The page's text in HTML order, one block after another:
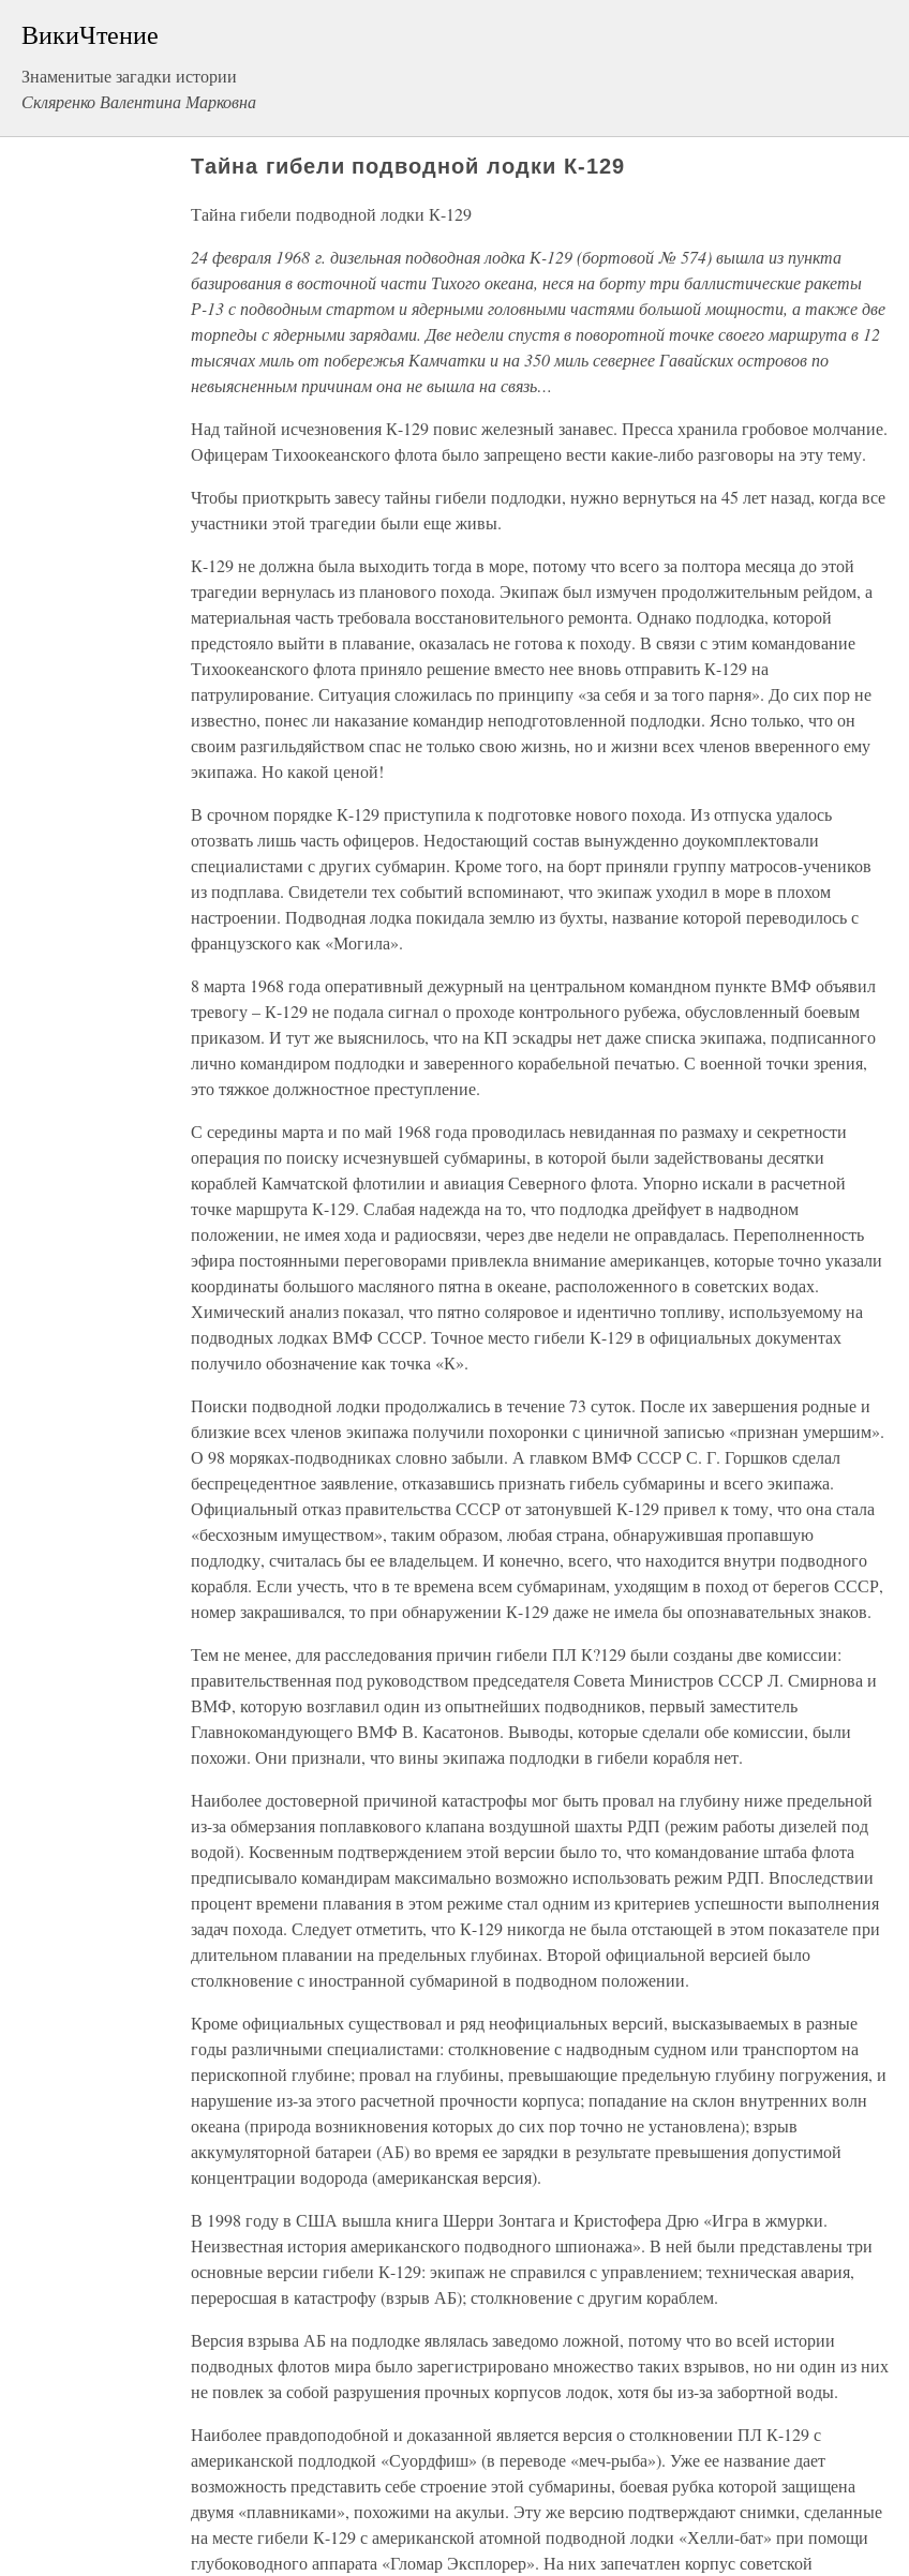
ВикиЧтение
Знаменитые загадки истории
Скляренко Валентина Марковна
Тайна гибели подводной лодки К-129
Тайна гибели подводной лодки К-129
24 февраля 1968 г. дизельная подводная лодка К-129 (бортовой № 574) вышла из пункта
базирования в восточной части Тихого океана, неся на борту три баллистические ракеты
Р-13 с подводным стартом и ядерными головными частями большой мощности, а также две
торпеды с ядерными зарядами. Две недели спустя в поворотной точке своего маршрута в 12
тысячах миль от побережья Камчатки и на 350 миль севернее Гавайских островов по
невыясненным причинам она не вышла на связь…
Над тайной исчезновения К-129 повис железный занавес. Пресса хранила гробовое молчание.
Офицерам Тихоокеанского флота было запрещено вести какие-либо разговоры на эту тему.
Чтобы приоткрыть завесу тайны гибели подлодки, нужно вернуться на 45 лет назад, когда все
участники этой трагедии были еще живы.
К-129 не должна была выходить тогда в море, потому что всего за полтора месяца до этой
трагедии вернулась из планового похода. Экипаж был измучен продолжительным рейдом, а
материальная часть требовала восстановительного ремонта. Однако подлодка, которой
предстояло выйти в плавание, оказалась не готова к походу. В связи с этим командование
Тихоокеанского флота приняло решение вместо нее вновь отправить К-129 на
патрулирование. Ситуация сложилась по принципу «за себя и за того парня». До сих пор не
известно, понес ли наказание командир неподготовленной подлодки. Ясно только, что он
своим разгильдяйством спас не только свою жизнь, но и жизни всех членов вверенного ему
экипажа. Но какой ценой!
В срочном порядке К-129 приступила к подготовке нового похода. Из отпуска удалось
отозвать лишь часть офицеров. Недостающий состав вынужденно доукомплектовали
специалистами с других субмарин. Кроме того, на борт приняли группу матросов-учеников
из подплава. Свидетели тех событий вспоминают, что экипаж уходил в море в плохом
настроении. Подводная лодка покидала землю из бухты, название которой переводилось с
французского как «Могила».
8 марта 1968 года оперативный дежурный на центральном командном пункте ВМФ объявил
тревогу – К-129 не подала сигнал о проходе контрольного рубежа, обусловленный боевым
приказом. И тут же выяснилось, что на КП эскадры нет даже списка экипажа, подписанного
лично командиром подлодки и заверенного корабельной печатью. С военной точки зрения,
это тяжкое должностное преступление.
С середины марта и по май 1968 года проводилась невиданная по размаху и секретности
операция по поиску исчезнувшей субмарины, в которой были задействованы десятки
кораблей Камчатской флотилии и авиация Северного флота. Упорно искали в расчетной
точке маршрута К-129. Слабая надежда на то, что подлодка дрейфует в надводном
положении, не имея хода и радиосвязи, через две недели не оправдалась. Переполненность
эфира постоянными переговорами привлекла внимание американцев, которые точно указали
координаты большого масляного пятна в океане, расположенного в советских водах.
Химический анализ показал, что пятно соляровое и идентично топливу, используемому на
подводных лодках ВМФ СССР. Точное место гибели К-129 в официальных документах
получило обозначение как точка «К».
Поиски подводной лодки продолжались в течение 73 суток. После их завершения родные и
близкие всех членов экипажа получили похоронки с циничной записью «признан умершим».
О 98 моряках-подводниках словно забыли. А главком ВМФ СССР С. Г. Горшков сделал
беспрецедентное заявление, отказавшись признать гибель субмарины и всего экипажа.
Официальный отказ правительства СССР от затонувшей К-129 привел к тому, что она стала
«бесхозным имуществом», таким образом, любая страна, обнаружившая пропавшую
подлодку, считалась бы ее владельцем. И конечно, всего, что находится внутри подводного
корабля. Если учесть, что в те времена всем субмаринам, уходящим в поход от берегов СССР,
номер закрашивался, то при обнаружении К-129 даже не имела бы опознавательных знаков.
Тем не менее, для расследования причин гибели ПЛ К?129 были созданы две комиссии:
правительственная под руководством председателя Совета Министров СССР Л. Смирнова и
ВМФ, которую возглавил один из опытнейших подводников, первый заместитель
Главнокомандующего ВМФ В. Касатонов. Выводы, которые сделали обе комиссии, были
похожи. Они признали, что вины экипажа подлодки в гибели корабля нет.
Наиболее достоверной причиной катастрофы мог быть провал на глубину ниже предельной
из-за обмерзания поплавкового клапана воздушной шахты РДП (режим работы дизелей под
водой). Косвенным подтверждением этой версии было то, что командование штаба флота
предписывало командирам максимально возможно использовать режим РДП. Впоследствии
процент времени плавания в этом режиме стал одним из критериев успешности выполнения
задач похода. Следует отметить, что К-129 никогда не была отстающей в этом показателе при
длительном плавании на предельных глубинах. Второй официальной версией было
столкновение с иностранной субмариной в подводном положении.
Кроме официальных существовал и ряд неофициальных версий, высказываемых в разные
годы различными специалистами: столкновение с надводным судном или транспортом на
перископной глубине; провал на глубины, превышающие предельную глубину погружения, и
нарушение из-за этого расчетной прочности корпуса; попадание на склон внутренних волн
океана (природа возникновения которых до сих пор точно не установлена); взрыв
аккумуляторной батареи (АБ) во время ее зарядки в результате превышения допустимой
концентрации водорода (американская версия).
В 1998 году в США вышла книга Шерри Зонтага и Кристофера Дрю «Игра в жмурки.
Неизвестная история американского подводного шпионажа». В ней были представлены три
основные версии гибели К-129: экипаж не справился с управлением; техническая авария,
переросшая в катастрофу (взрыв АБ); столкновение с другим кораблем.
Версия взрыва АБ на подлодке являлась заведомо ложной, потому что во всей истории
подводных флотов мира было зарегистрировано множество таких взрывов, но ни один из них
не повлек за собой разрушения прочных корпусов лодок, хотя бы из-за забортной воды.
Наиболее правдоподобной и доказанной является версия о столкновении ПЛ К-129 с
американской подлодкой «Суордфиш» (в переводе «меч-рыба»). Уже ее название дает
возможность представить себе строение этой субмарины, боевая рубка которой защищена
двумя «плавниками», похожими на акульи. Эту же версию подтверждают снимки, сделанные
на месте гибели К-129 с американской атомной подводной лодки «Хелли-бат» при помощи
глубоководного аппарата «Гломар Эксплорер». На них запечатлен корпус советской